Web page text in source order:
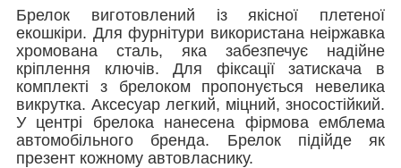
Брелок виготовлений із якісної плетеної
екошкіри. Для фурнітури використана неіржавка
хромована сталь, яка забезпечує надійне
кріплення ключів. Для фіксації затискача в
комплекті з брелоком пропонується невелика
викрутка. Аксесуар легкий, міцний, зносостійкий.
У центрі брелока нанесена фірмова емблема
автомобільного бренда. Брелок підійде як
презент кожному автовласнику.